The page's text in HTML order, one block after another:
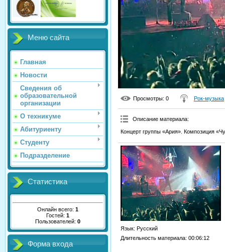
Меню сайта
Главная
Новости
Сведения об
образовательной
организации
О техникуме
Абитуриенту
Студенту
Подразделение
Статистика
Онлайн всего: 1
Гостей: 1
Пользователей: 0
Форма входа
Просмотры: 0 Рок-музыка
Описание материала:
Концерт группы «Ария». Композиция
Язык: Русский
Длительность материала: 00:06:12